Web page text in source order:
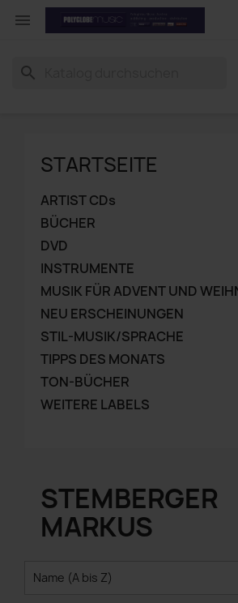

search
STARTSEITE
ARTIST CDs
BÜCHER
DVD
INSTRUMENTE
MUSIK FÜR ADVENT UND
NEU ERSCHEINUNGEN
STIL-MUSIK/SPRACHE
TIPPS DES MONATS
TON-BÜCHER
WEITERE LABELS
STEMBERGER
MARKUS
Name (A bis Z)